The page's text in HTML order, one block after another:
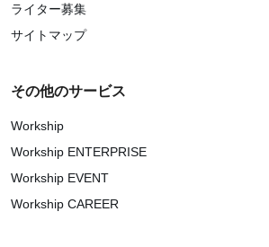
ライター募集
サイトマップ
その他のサービス
Workship
Workship ENTERPRISE
Workship EVENT
Workship CAREER